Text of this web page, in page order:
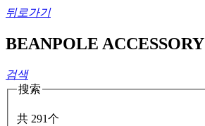
뒤로가기
BEANPOLE ACCESSORY
검색
搜索
共 291个